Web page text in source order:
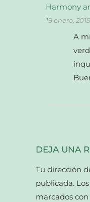
Harmony
19 enero,
A
DEJA UNA
Tu dirección
publicada.
marcados